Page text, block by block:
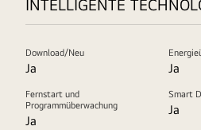
INTELLIGENTE
Download/Neu
Ja Ja
Fernstart und
Programmüberwachung
Ja
Smart
Ja